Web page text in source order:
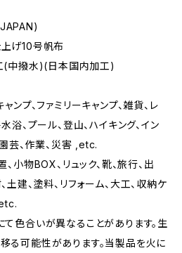
げ10号帆布
(中撥水)(日本国内加工)
ンプ、ファミリーキャンプ、雑貨、レ
浴、プール、登山、ハイキング、イン
園芸、作業、災害 ,etc.
小物BOX、リュック、靴、旅行、出
土建、塗料、リフォーム、大工、収納ケ
色合いが異なることがあります。生
る可能性があります。当製品を火に